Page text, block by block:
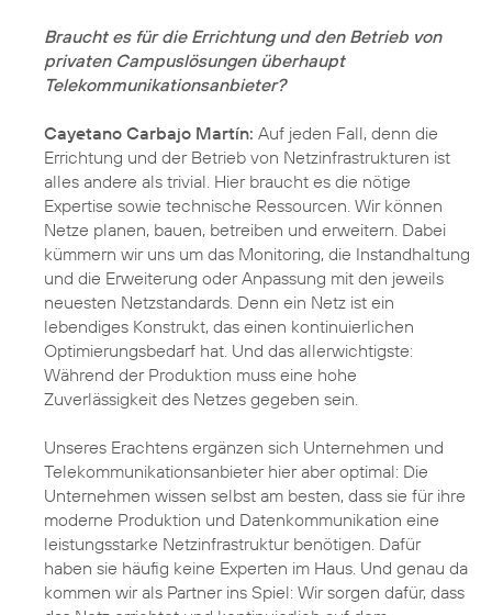
Braucht es für die Errichtung und den Betrieb von
privaten Campuslösungen überhaupt
Telekommunikationsanbieter?
Cayetano Carbajo Martín: Auf jeden Fall, denn die
Errichtung und der Betrieb von Netzinfrastrukturen ist
alles andere als trivial. Hier braucht es die nötige
Expertise sowie technische Ressourcen. Wir können
Netze planen, bauen, betreiben und erweitern. Dabei
kümmern wir uns um das Monitoring, die Instandhaltung
und die Erweiterung oder Anpassung mit den jeweils
neuesten Netzstandards. Denn ein Netz ist ein
lebendiges Konstrukt, das einen kontinuierlichen
Optimierungsbedarf hat. Und das allerwichtigste:
Während der Produktion muss eine hohe
Zuverlässigkeit des Netzes gegeben sein.
Unseres Erachtens ergänzen sich Unternehmen und
Telekommunikationsanbieter hier aber optimal: Die
Unternehmen wissen selbst am besten, dass sie für ihre
moderne Produktion und Datenkommunikation eine
leistungsstarke Netzinfrastruktur benötigen. Dafür
haben sie häufig keine Experten im Haus. Und genau da
kommen wir als Partner ins Spiel: Wir sorgen dafür, dass